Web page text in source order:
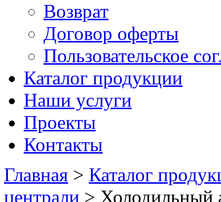
Возврат
Договор оферты
Пользовательское
Каталог продукции
Наши услуги
Проекты
Контакты
Главная > Каталог
централи > Холодильный